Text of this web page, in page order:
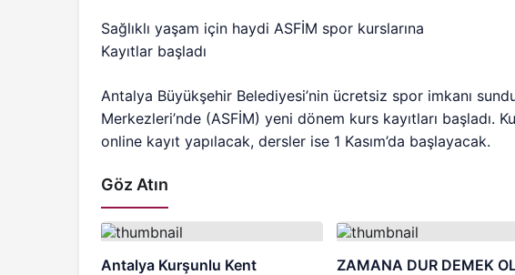
Sağlıklı yaşam için haydi ASFİM spor kurslarına
Kayıtlar başladı
Antalya Büyükşehir Belediyesi’nin ücretsiz spor imkanı
Merkezleri’nde (ASFİM) yeni dönem kurs kayıtları başladı.
online kayıt yapılacak, dersler ise 1 Kasım’da başlayacak.
Göz Atın
Antalya Kurşunlu Kent
ZAMANA DUR DEMEK